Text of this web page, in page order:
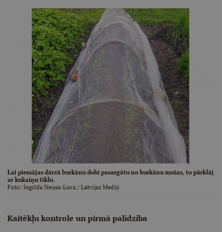
Lai piemājas dārzā burkānu dobi pasargātu no burkānu mušas, to pārklāj
ar kukaiņu tīklu.
Foto: Ingrīda Neusa-Luca / Latvijas Mediji
Kaitēkļu kontrole un pirmā palīdzība